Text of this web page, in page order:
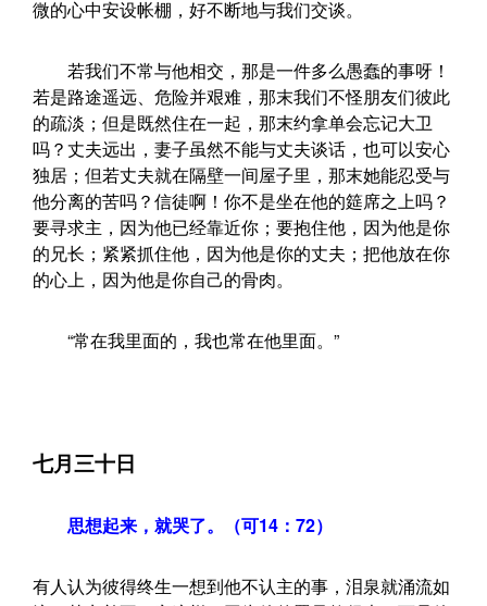
微的心中安设帐棚，好不断地与我们交谈。
若我们不常与他相交，那是一件多么愚蠢的事呀！
若是路途遥远、危险并艰难，那末我们不怪朋友们彼此
的疏淡；但是既然住在一起，那末约拿单会忘记大卫
吗？丈夫远出，妻子虽然不能与丈夫谈话，也可以安心
独居；但若丈夫就在隔壁一间屋子里，那末她能忍受与
他分离的苦吗？信徒啊！你不是坐在他的筵席之上吗？
要寻求主，因为他已经靠近你；要抱住他，因为他是你
的兄长；紧紧抓住他，因为他是你的丈夫；把他放在你
的心上，因为他是你自己的骨肉。
“常在我里面的，我也常在他里面。”
七月三十日
思想起来，就哭了。（可14：72）
有人认为彼得终生一想到他不认主的事，泪泉就涌流如